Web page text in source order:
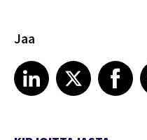
Jaa
Share article on LinkedIn
LinkedIn
Share article on XShare article on